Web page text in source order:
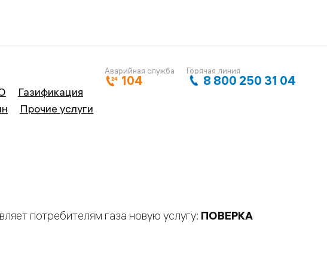
Газификация
Прочие услуги
Аварийная служба
104
Горячая линия
8 800 250 31 04
потребителям газа новую услугу: ПОВЕРКА